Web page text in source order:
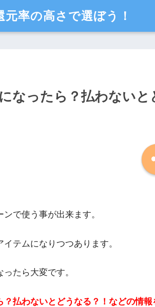
率の高さで選ぼう！
なったら？払わないと
で使う事が出来ます。
テムになりつつあります。
たら大変です。
払わないとどうなる？！などの情報